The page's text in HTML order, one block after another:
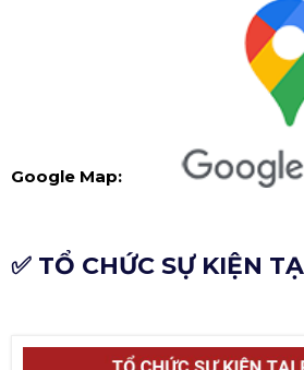
Google Map:
✅ TỔ CHỨC SỰ KIỆN